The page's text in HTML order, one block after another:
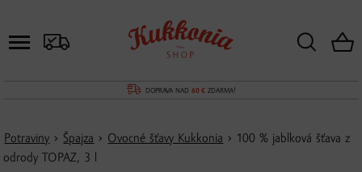
DOPRAVA NAD 60 €ZDARMA!
Potraviny › Špajza › Ovocné šťavy Kukkonia › 100 % jablková šťava z
odrody TOPAZ, 3 l